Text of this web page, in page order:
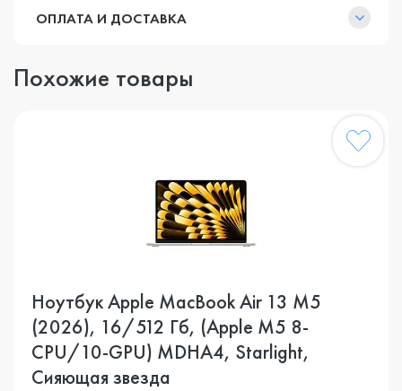
ОПЛАТА И ДОСТАВКА
Похожие товары
Ноутбук Apple MacBook Air 13 M5
(2026), 16/512 Гб, (Apple M5 8-
CPU/10-GPU) MDHA4, Starlight,
Сияющая звезда